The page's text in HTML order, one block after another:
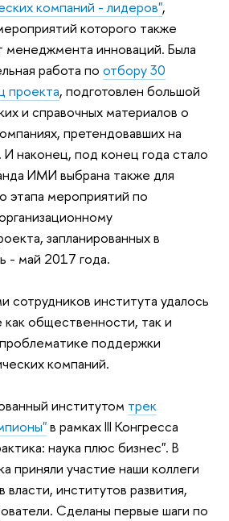
компаний - лидеров",
которого также
менеджмента инноваций. Была
работа по отбору 30
проекта, подготовлен большой
и справочных материалов о
претендовавших на
И наконец, под конец года стало
ИМИ выбрана также для
этапа мероприятий по
запланированных в
- май 2017 года.
сотрудников института удалось
как общественности, так и
поддержки
компаний.
институтом трек
в рамках III Конгресса
наука плюс бизнес". В
приняли участие наши коллеги
власти, институтов развития,
Сделаны первые шаги по